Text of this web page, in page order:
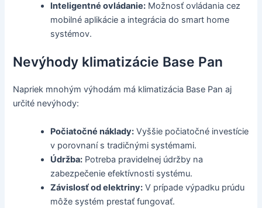
Inteligentné ovládanie: Možnosť ovládania cez
mobilné aplikácie a integrácia do smart home
systémov.
Nevýhody klimatizácie Base Pan
Napriek mnohým výhodám má klimatizácia Base Pan aj
určité nevýhody:
Počiatočné náklady: Vyššie počiatočné investície
v porovnaní s tradičnými systémami.
Údržba: Potreba pravidelnej údržby na
zabezpečenie efektívnosti systému.
Závislosť od elektriny: V prípade výpadku prúdu
môže systém prestať fungovať.